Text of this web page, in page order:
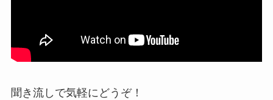
聞き流しで気軽にどうぞ！